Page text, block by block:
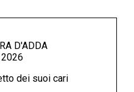
D'ADDA
dei suoi cari